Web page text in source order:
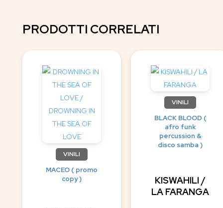
PRODOTTI CORRELATI
VINILI
MACEO ( promo
copy )
VINILI
BLACK BLOOD (
afro funk
percussion &
disco samba )
KISWAHILI /
LA FARANGA